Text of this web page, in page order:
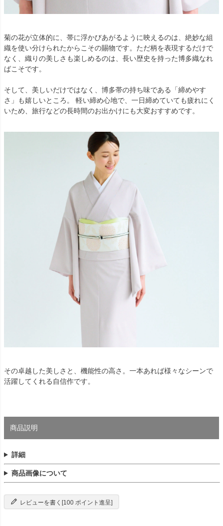
菊の花が立体的に、帯に浮かびあがるように映えるのは、絶妙な組
織を使い分けられたからこその賜物です。ただ柄を表現するだけで
なく、織りの美しさも楽しめるのは、長い歴史を持った博多織なれ
ばこそです。
そして、美しいだけではなく、博多帯の持ち味である「締めやす
さ」も嬉しいところ。 軽い締め心地で、一日締めていても疲れにく
いため、旅行などの長時間のお出かけにも大変おすすめです。
その卓越した美しさと、機能性の高さ。一本あれば様々なシーンで
活躍してくれる自信作です。
商品説明
詳細
商品画像について
レビューを書く[100 ポイント進呈]